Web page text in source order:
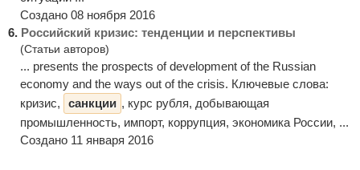
Создано 08 ноября 2016
6. Российский кризис: тенденции и перспективы
(Статьи авторов)
... presents the prospects of development of the Russian
economy and the ways out of the crisis. Ключевые слова:
кризис,
санкции , курс рубля, добывающая
промышленность, импорт, коррупция, экономика России, ...
Создано 11 января 2016